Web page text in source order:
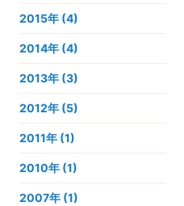
2015年 (4)
2014年 (4)
2013年 (3)
2012年 (5)
2011年 (1)
2010年 (1)
2007年 (1)